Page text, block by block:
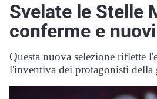
Svelate le Stelle
conferme e
Questa nuova selezione riflette
l'inventiva dei protagonisti della